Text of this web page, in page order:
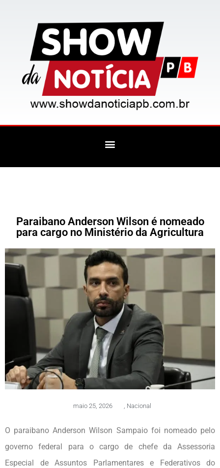
Paraibano Anderson Wilson é nomeado
para cargo no Ministério da Agricultura
maio 25, 2026 Nacional
O paraibano Anderson Wilson Sampaio foi nomeado pelo
governo federal para o cargo de chefe da Assessoria
Especial de Assuntos Parlamentares e Federativos do